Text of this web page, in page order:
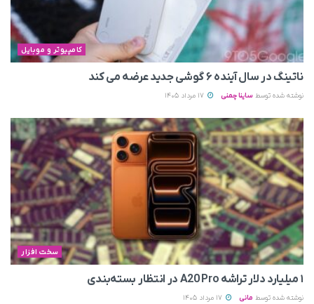
کامپیوتر و موبایل
ناتینگ در سال آینده ۶ گوشی جدید عرضه می‌ کند
نوشته شده توسط ساینا چمنی
سخت افزار
۱ میلیارد دلار تراشه A20 Pro در انتظار بسته‌بندی
نوشته شده توسط مانی